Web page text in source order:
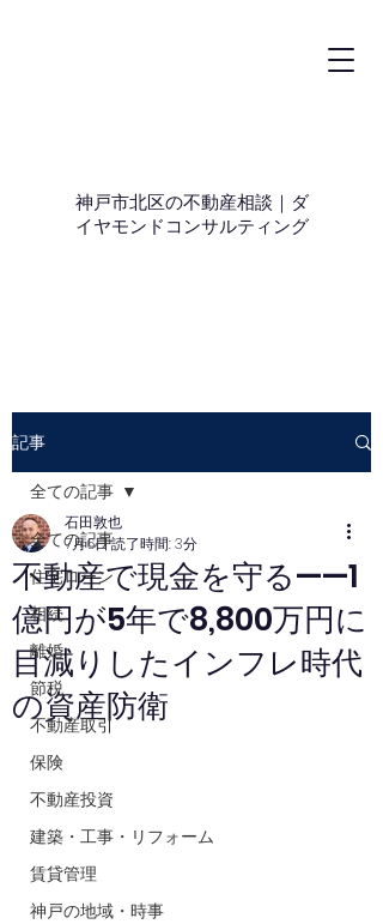
神戸市北区の不動産相談｜ダ
イヤモンドコンサルティング
記事
全ての記事
住宅ローン
相続
離婚
節税
不動産取引
保険
不動産投資
建築・工事・リフォーム
賃貸管理
神戸の地域・時事
全ての記事
不動産で現金を守る——1
億円が5年で8,800万円に
目減りしたインフレ時代
の資産防衛
石田敦也
7月6日読了時間: 3分